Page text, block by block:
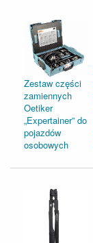
Zestaw części
zamiennych
Oetiker
„Expertainer” do
pojazdów
osobowych